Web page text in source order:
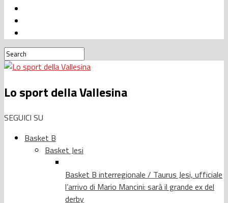
Lo sport della Vallesina
SEGUICI SU
Basket B
Basket Jesi
Basket B interregionale / Taurus Jesi, ufficiale
l’arrivo di Mario Mancini: sarà il grande ex del
derby